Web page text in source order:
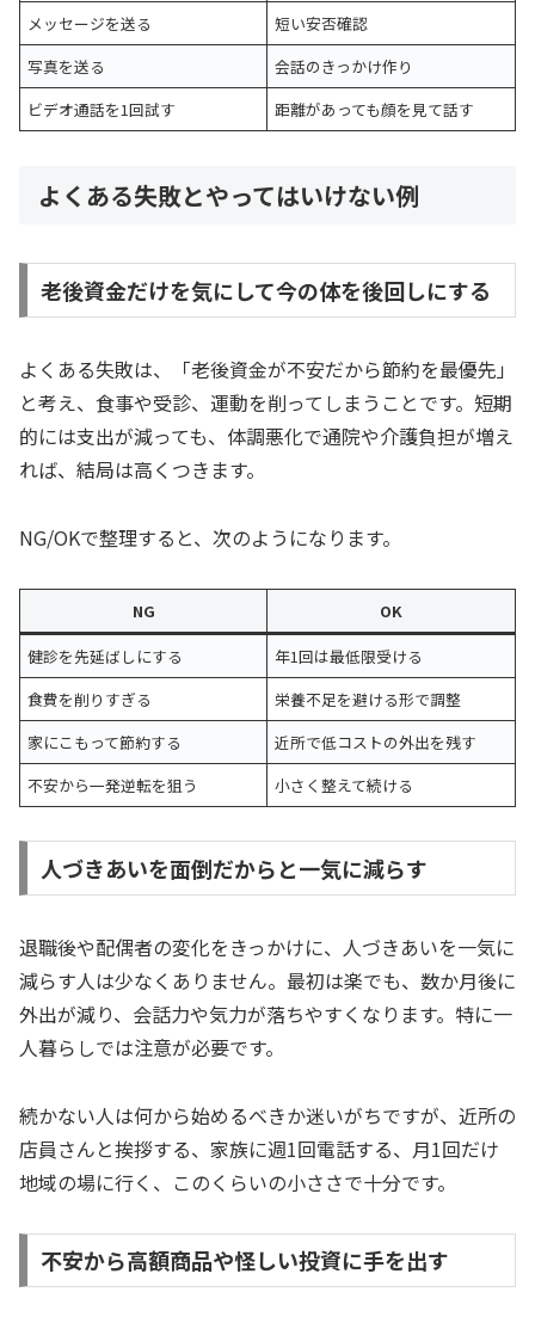
メッセージを送る
短い安否確認
写真を送る
会話のきっかけ作り
ビデオ通話を1回試す
距離があっても顔を見て話す
よくある失敗とやってはいけない例
老後資金だけを気にして今の体を後回しにする
よくある失敗は、「老後資金が不安だから節約を最優先」
と考え、食事や受診、運動を削ってしまうことです。短期
的には支出が減っても、体調悪化で通院や介護負担が増え
れば、結局は高くつきます。
NG/OKで整理すると、次のようになります。
NG
OK
健診を先延ばしにする
年1回は最低限受ける
食費を削りすぎる
栄養不足を避ける形で調整
家にこもって節約する
近所で低コストの外出を残す
不安から一発逆転を狙う
小さく整えて続ける
人づきあいを面倒だからと一気に減らす
退職後や配偶者の変化をきっかけに、人づきあいを一気に
減らす人は少なくありません。最初は楽でも、数か月後に
外出が減り、会話力や気力が落ちやすくなります。特に一
人暮らしでは注意が必要です。
続かない人は何から始めるべきか迷いがちですが、近所の
店員さんと挨拶する、家族に週1回電話する、月1回だけ
地域の場に行く、このくらいの小ささで十分です。
不安から高額商品や怪しい投資に手を出す